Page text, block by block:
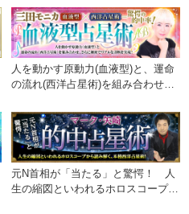
人を動かす原動力(血液型)と、運命
の流れ(西洋占星術)を組み合わせ、
元N首相が「当たる」と驚愕！ 人
生の縮図といわれるホロスコープか